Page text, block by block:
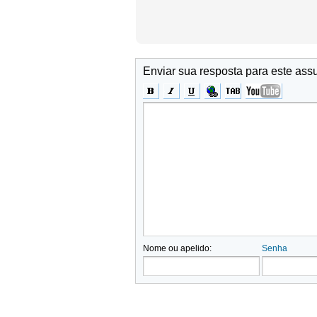
Enviar sua resposta para este
Nome ou apelido: Senha